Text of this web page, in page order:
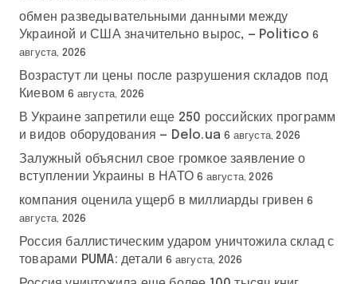
обмен разведывательными данными между
Украиной и США значительно вырос, — Politico 6
августа, 2026
Возрастут ли цены после разрушения складов под
Киевом 6 августа, 2026
В Украине запретили еще 250 российских программ
и видов оборудования — Delo.ua 6 августа, 2026
Залужный объяснил свое громкое заявление о
вступлении Украины в НАТО 6 августа, 2026
компания оценила ущерб в миллиарды гривен 6
августа, 2026
Россия баллистическим ударом уничтожила склад с
товарами PUMA: детали 6 августа, 2026